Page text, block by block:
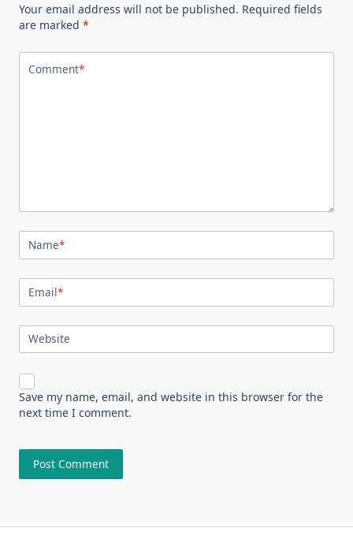
Your email address will not be published. Required fields
are marked *
Comment*
Name*
Email*
Website
Save my name, email, and website in this browser for the
next time I comment.